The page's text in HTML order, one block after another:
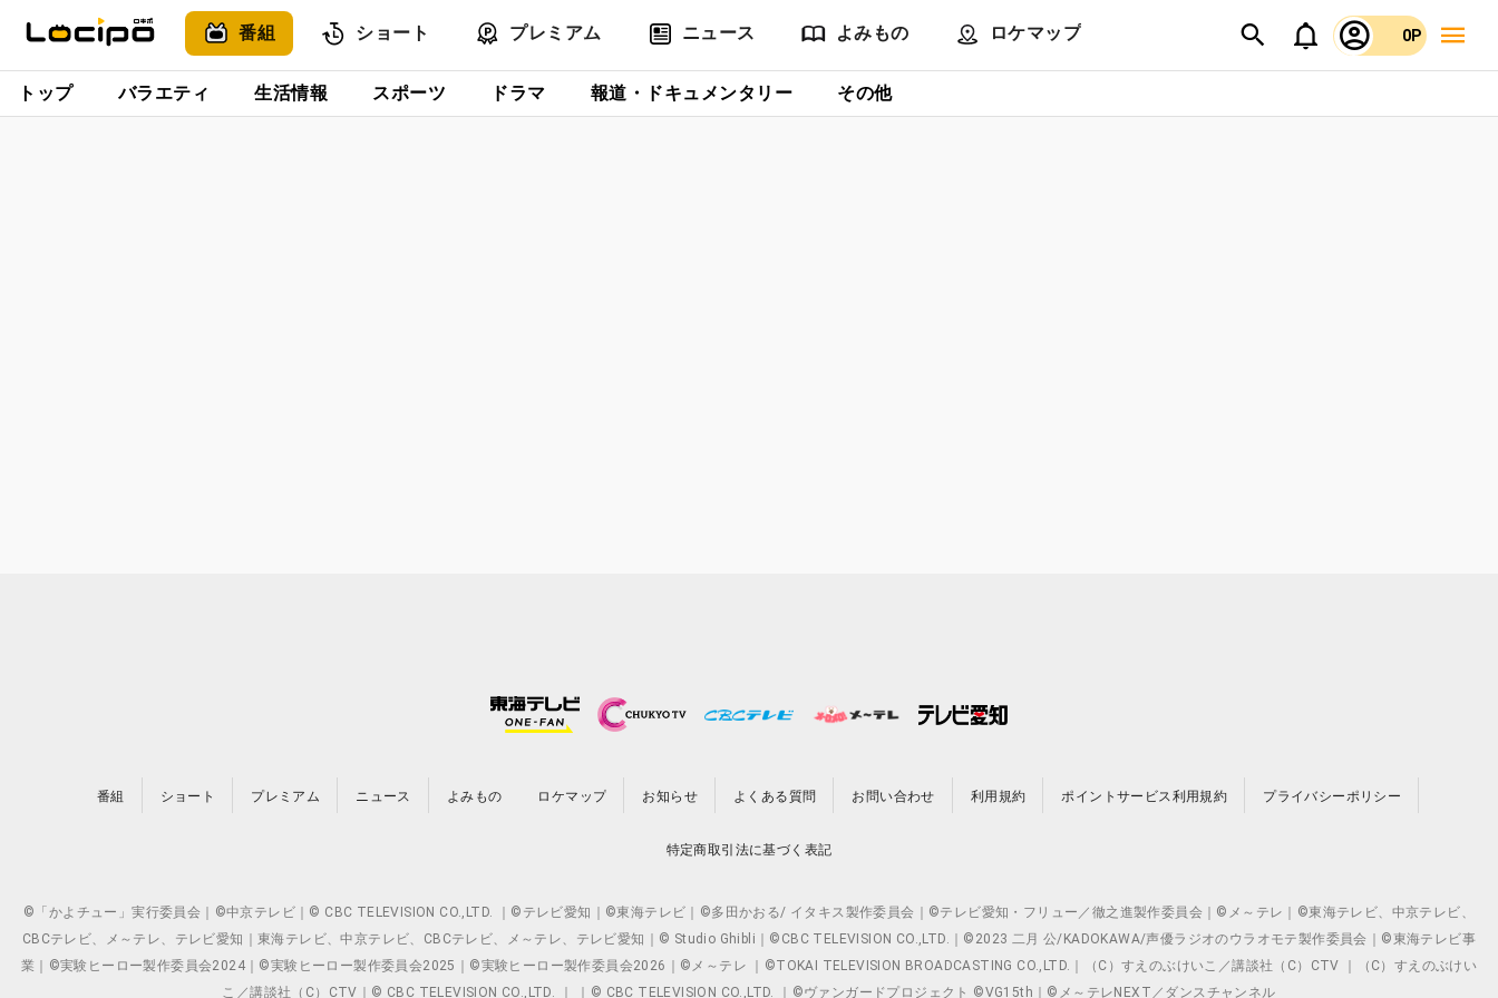
番組 ショート プレミアム ニュース よみもの ロケマップ 0P
トップ バラエティ 生活情報 スポーツ ドラマ 報道・ドキュメンタリー その他
番組 ショート プレミアム ニュース よみもの ロケマップ お知らせ よくある質問 お問い合わせ 利用規約 ポイントサービス利用規約 プライバシーポリシー
特定商取引法に基づく表記
©「かよチュー」実行委員会｜©中京テレビ｜© CBC TELEVISION CO.,LTD. ｜©テレビ愛知｜©東海テレビ｜©多田かおる/ イタキス製作委員会｜©テレビ愛知・フリュー／徹之進製作委員会｜©メ～テレ｜©東海テレビ、中京テレビ、
CBCテレビ、メ～テレ、テレビ愛知｜東海テレビ、中京テレビ、CBCテレビ、メ～テレ、テレビ愛知｜© Studio Ghibli｜©CBC TELEVISION CO.,LTD.｜©2023 二月 公/KADOKAWA/声優ラジオのウラオモテ製作委員会｜©東海テレビ事
業｜©実験ヒーロー製作委員会2024｜©実験ヒーロー製作委員会2025｜©実験ヒーロー製作委員会2026｜©メ～テレ ｜©TOKAI TELEVISION BROADCASTING CO.,LTD.｜（C）すえのぶけいこ／講談社（C）CTV ｜（C）すえのぶけい
こ／講談社（C）CTV｜© CBC TELEVISION CO.,LTD. ｜ ｜© CBC TELEVISION CO.,LTD. ｜©ヴァンガードプロジェクト ©VG15th｜©メ～テレNEXT／ダンスチャンネル